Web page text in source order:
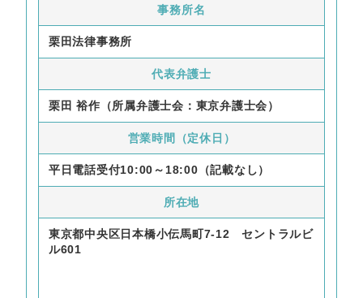
事務所名
栗田法律事務所
代表弁護士
栗田 裕作（所属弁護士会：東京弁護士会）
営業時間（定休日）
平日電話受付10:00～18:00（記載なし）
所在地
東京都中央区日本橋小伝馬町7-12 セントラルビ
ル601